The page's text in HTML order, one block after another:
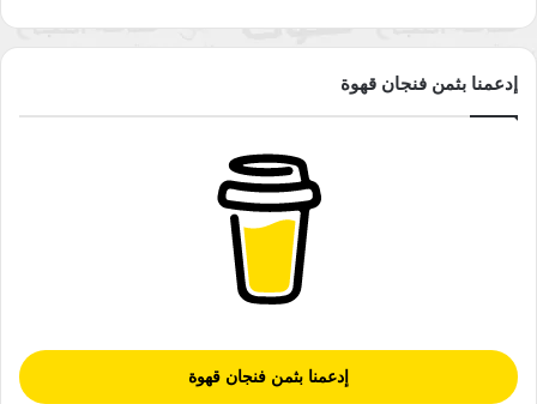
إدعمنا بثمن فنجان قهوة
إدعمنا بثمن فنجان قهوة